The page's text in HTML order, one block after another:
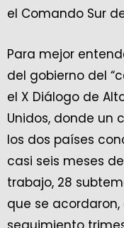
el Comando Sur
Para mejor
del gobierno del
el X Diálogo de
Unidos, donde un
los dos países
casi seis meses
trabajo, 28
que se